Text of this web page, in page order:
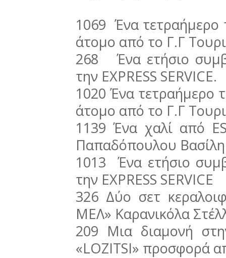
1069 Ένα τετραήμερο
άτομο από το Γ.Γ
268 Ένα ετήσιο
την EXPRESS SERVICE.
1020 Ένα τετραήμερο
άτομο από το Γ.Γ
1139 Ένα χαλί από
Παπαδόπουλου
1013 Ένα ετήσιο
την EXPRESS SERVICE
326 Δύο σετ
ΜΕΛ» Καρανικόλα
209 Μια διαμονή
«LOZΙTSI» προσφορά